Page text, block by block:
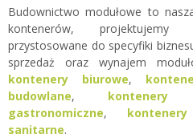
Budownictwo modułowe to
kontenerów, projektujemy
przystosowane do specyfiki
sprzedaż oraz wynajem
kontenery biurowe,
budowlane, kontenery
gastronomiczne,
sanitarne.